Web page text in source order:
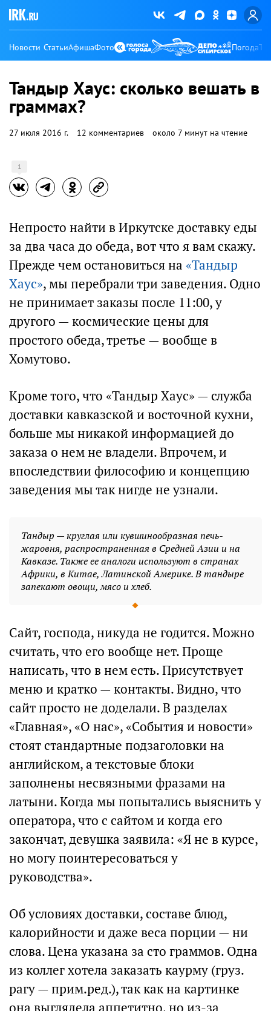
Новости СтатьиАфишаФото Погода
Тандыр Хаус: сколько вешать в
граммах?
27 июля 2016 г. 12 комментариев около 7 минут на чтение
1
Непросто найти в Иркутске доставку еды
за два часа до обеда, вот что я вам скажу.
Прежде чем остановиться на «Тандыр
Хаус», мы перебрали три заведения. Одно
не принимает заказы после 11:00, у
другого — космические цены для
простого обеда, третье — вообще в
Хомутово.
Кроме того, что «Тандыр Хаус» — служба
доставки кавказской и восточной кухни,
больше мы никакой информацией до
заказа о нем не владели. Впрочем, и
впоследствии философию и концепцию
заведения мы так нигде не узнали.
Тандыр — круглая или кувшинообразная печь-
жаровня, распространенная в Средней Азии и на
Кавказе. Также ее аналоги используют в странах
Африки, в Китае, Латинской Америке. В тандыре
запекают овощи, мясо и хлеб.
Сайт, господа, никуда не годится. Можно
считать, что его вообще нет. Проще
написать, что в нем есть. Присутствует
меню и кратко — контакты. Видно, что
сайт просто не доделали. В разделах
«Главная», «О нас», «События и новости»
стоят стандартные подзаголовки на
английском, а текстовые блоки
заполнены несвязными фразами на
латыни. Когда мы попытались выяснить у
оператора, что с сайтом и когда его
закончат, девушка заявила: «Я не в курсе,
но могу поинтересоваться у
руководства».
Об условиях доставки, составе блюд,
калорийности и даже веса порции — ни
слова. Цена указана за сто граммов. Одна
из коллег хотела заказать каурму (груз.
рагу — прим.ред.), так как на картинке
она выглядела аппетитно, но из-за